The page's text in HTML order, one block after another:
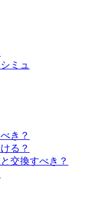
ミュ
き？
る？
交換すべき？